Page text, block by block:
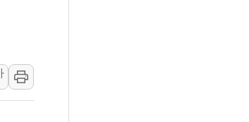
즈 해협 재개방 합의 막바지.."美와 직접 협상 없어"
송영길·정청래·김민석 후보 - 8월 7일